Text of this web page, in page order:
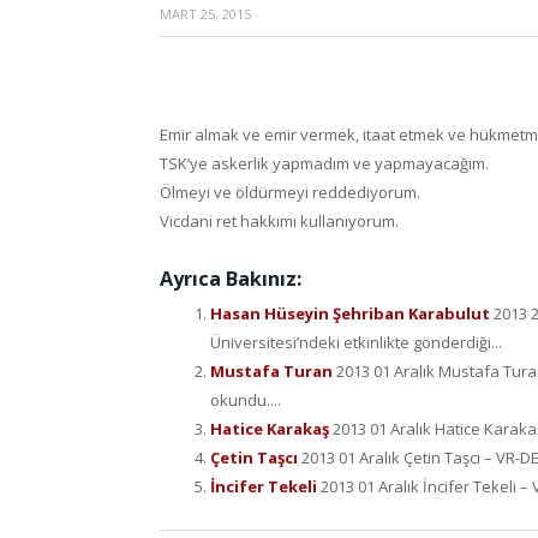
MART 25, 2015 ·
Emir almak ve emir vermek, itaat etmek ve
TSK’ye askerlik yapmadım ve yapmayacağım.
Ölmeyi ve öldürmeyi reddediyorum.
Vicdani ret hakkımı kullanıyorum.
Ayrıca Bakınız:
Hasan Hüseyin Şehriban Karabulut 2013
Üniversitesi’ndeki etkinlikte gönderdiği...
Mustafa Turan 2013 01 Aralık Mustafa
okundu....
Hatice Karakaş2013 01 Aralık Hatice
Çetin Taşcı 2013 01 Aralık Çetin Taşcı –
İncifer Tekeli 2013 01 Aralık İncifer Tekeli